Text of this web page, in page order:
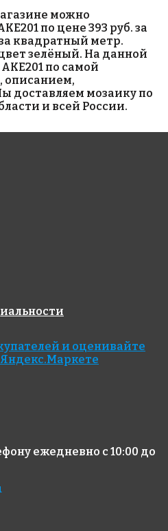
AKE199
Испания
340x340
м²
AKE205
Испания
340x340
м²
можно
по цене 393 руб. за
квадратный метр.
зелёный. На данной
по самой
описанием,
доставляем мозаику по
и всей России.
ежедневно с 10:00 до